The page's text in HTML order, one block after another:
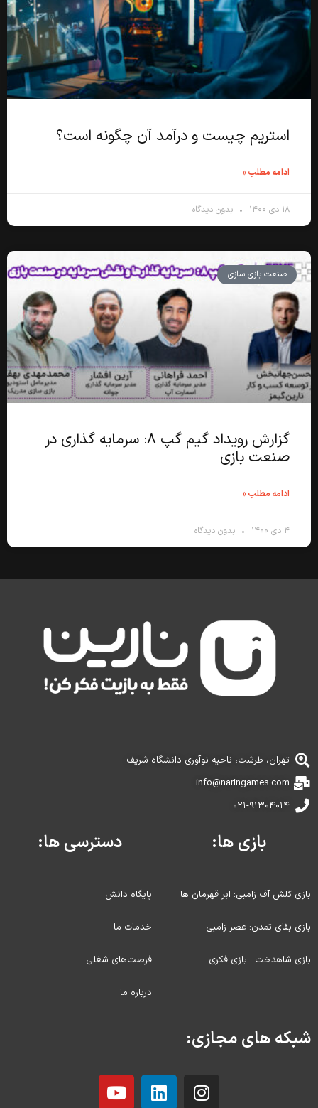
استریم چیست و درآمد آن چگونه است؟
ادامه مطلب »
۱۸ دی ۱۴۰۰ بدون دیدگاه
صنعت بازی سازی
گزارش رویداد گیم گپ ۸: سرمایه گذاری در
صنعت بازی
ادامه مطلب »
۴ دی ۱۴۰۰ بدون دیدگاه
تهران، طرشت، ناحیه نوآوری دانشگاه شریف
info@naringames.com
۰۲۱-۹۱۳۰۴۰۱۴
بازی ها:
بازی کلش آف زامبی: ابر قهرمان ها
بازی بقای تمدن: عصر زامبی
بازی شاهدخت : بازی فکری
دسترسی ها:
پایگاه دانش
خدمات ما
فرصت‌های شغلی
درباره ما
شبکه های مجازی: